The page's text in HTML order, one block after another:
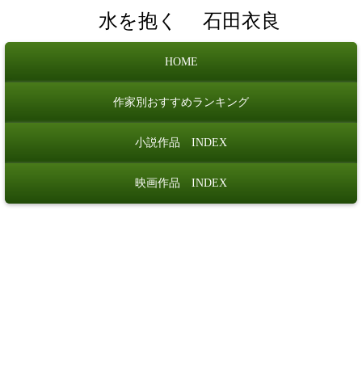
水を抱く 石田衣良
HOME
作家別おすすめランキング
小説作品 INDEX
映画作品 INDEX